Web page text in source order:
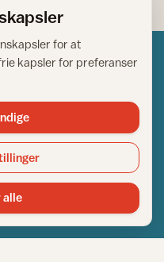
og bygg
Rights Reserved.
Bod Vangen
hjem og bygg
for at
kapsler for preferanser
alle